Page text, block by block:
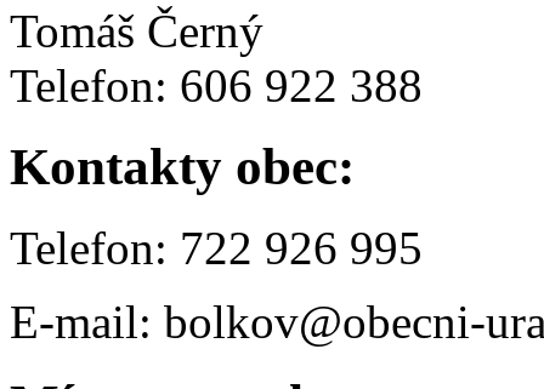
Tomáš Černý
Telefon: 606 922 388
Kontakty obec:
Telefon: 722 926 995
E-mail: bolkov@obecni-